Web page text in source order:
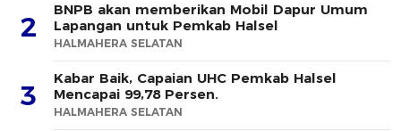
2
BNPB akan memberikan Mobil Dapur Umum
Lapangan untuk Pemkab Halsel
HALMAHERA SELATAN
3
Kabar Baik, Capaian UHC Pemkab Halsel
Mencapai 99,78 Persen.
HALMAHERA SELATAN